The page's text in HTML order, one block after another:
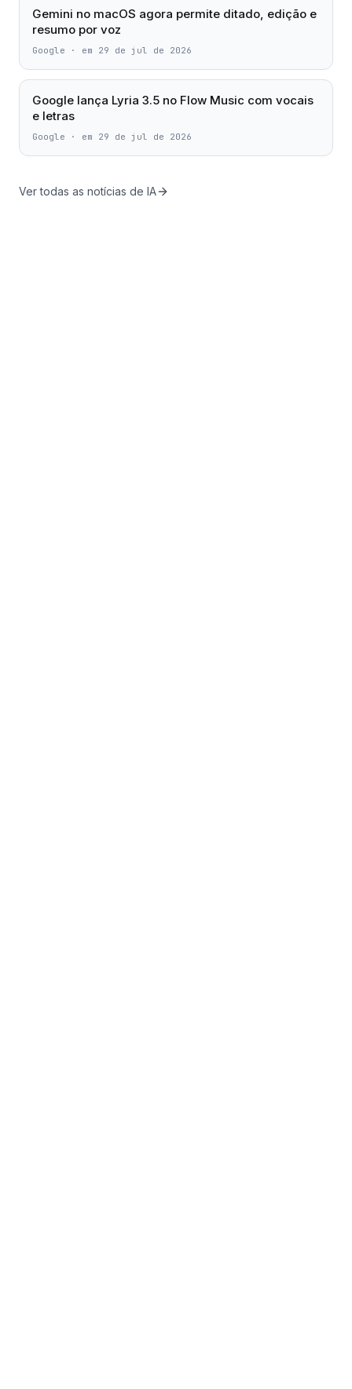
Gemini no macOS agora permite ditado, edição e
resumo por voz
Google · em 29 de jul de 2026
Google lança Lyria 3.5 no Flow Music com vocais
e letras
Google · em 29 de jul de 2026
Ver todas as notícias de IA